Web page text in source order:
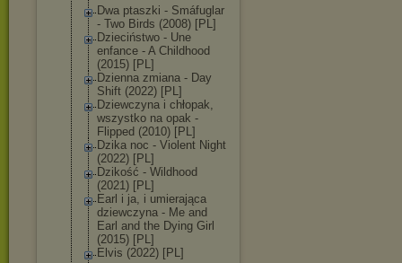
Dwa ptaszki - Smáfuglar
- Two Birds (2008) [PL]
Dzieciństwo - Une
enfance - A Childhood
(2015) [PL]
Dzienna zmiana - Day
Shift (2022) [PL]
Dziewczyna i chłopak,
wszystko na opak -
Flipped (2010) [PL]
Dzika noc - Violent Night
(2022) [PL]
Dzikość - Wildhood
(2021) [PL]
Earl i ja, i umierająca
dziewczyna - Me and
Earl and the Dying Girl
(2015) [PL]
Elvis (2022) [PL]